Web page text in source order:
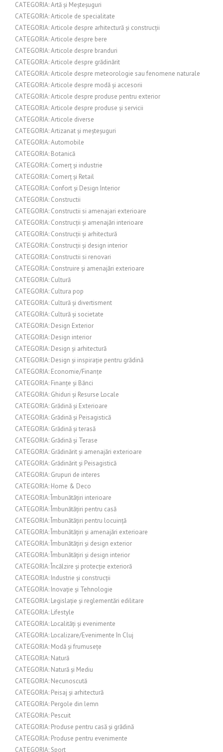
CATEGORIA: Artă și Meșteșuguri
CATEGORIA: Articole de specialitate
CATEGORIA: Articole despre arhitectură și construcții
CATEGORIA: Articole despre bere
CATEGORIA: Articole despre branduri
CATEGORIA: Articole despre grădinărit
CATEGORIA: Articole despre meteorologie sau fenomene naturale
CATEGORIA: Articole despre modă și accesorii
CATEGORIA: Articole despre produse pentru exterior
CATEGORIA: Articole despre produse și servicii
CATEGORIA: Articole diverse
CATEGORIA: Artizanat și meșteșuguri
CATEGORIA: Automobile
CATEGORIA: Botanică
CATEGORIA: Comerț și industrie
CATEGORIA: Comerț și Retail
CATEGORIA: Confort și Design Interior
CATEGORIA: Constructii
CATEGORIA: Constructii si amenajari exterioare
CATEGORIA: Construcții și amenajări interioare
CATEGORIA: Construcții și arhitectură
CATEGORIA: Construcții și design interior
CATEGORIA: Constructii si renovari
CATEGORIA: Construire și amenajări exterioare
CATEGORIA: Cultură
CATEGORIA: Cultura pop
CATEGORIA: Cultură și divertisment
CATEGORIA: Cultură și societate
CATEGORIA: Design Exterior
CATEGORIA: Design interior
CATEGORIA: Design și arhitectură
CATEGORIA: Design și inspirație pentru grădină
CATEGORIA: Economie/Finanțe
CATEGORIA: Finanțe și Bănci
CATEGORIA: Ghiduri și Resurse Locale
CATEGORIA: Grădină și Exterioare
CATEGORIA: Grădină și Peisagistică
CATEGORIA: Grădină și terasă
CATEGORIA: Grădină și Terase
CATEGORIA: Grădinărit și amenajări exterioare
CATEGORIA: Grădinărit și Peisagistică
CATEGORIA: Grupuri de interes
CATEGORIA: Home & Deco
CATEGORIA: Îmbunătățiri interioare
CATEGORIA: Îmbunătățiri pentru casă
CATEGORIA: Îmbunătățiri pentru locuință
CATEGORIA: Îmbunătățiri și amenajări exterioare
CATEGORIA: Îmbunătățiri și design exterior
CATEGORIA: Îmbunătățiri și design interior
CATEGORIA: Încălzire și protecție exterioră
CATEGORIA: Industrie și construcții
CATEGORIA: Inovație și Tehnologie
CATEGORIA: Legislație și reglementări edilitare
CATEGORIA: Lifestyle
CATEGORIA: Localități și evenimente
CATEGORIA: Localizare/Evenimente în Cluj
CATEGORIA: Modă și frumusețe
CATEGORIA: Natură
CATEGORIA: Natură și Mediu
CATEGORIA: Necunoscută
CATEGORIA: Peisaj și arhitectură
CATEGORIA: Pergole din lemn
CATEGORIA: Pescuit
CATEGORIA: Produse pentru casă și grădină
CATEGORIA: Produse pentru evenimente
CATEGORIA: Sport